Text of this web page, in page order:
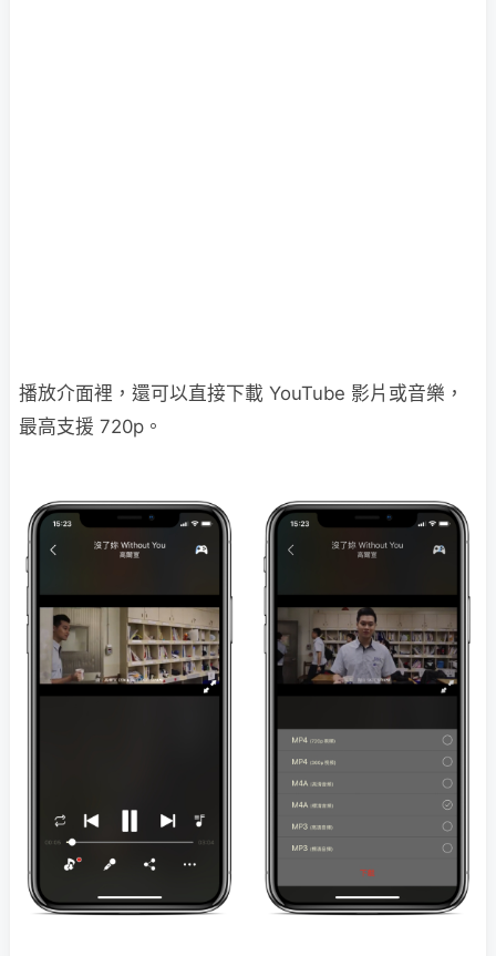
播放介面裡，還可以直接下載 YouTube 影片或音樂，
最高支援 720p。